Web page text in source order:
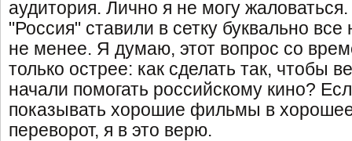
аудитория. Лично я не могу
"Россия" ставили в сетку буквально
не менее. Я думаю, этот вопрос со
только острее: как сделать так, чтобы
начали помогать российскому кино?
показывать хорошие фильмы в
переворот, я в это верю.